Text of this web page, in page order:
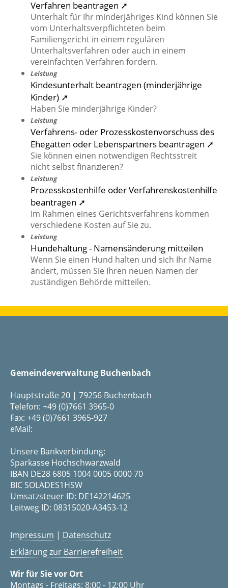
Verfahren beantragen ➚
Unterhalt für Ihr minderjähriges Kind können Sie
vom Unterhaltsverpflichteten beim
Familiengericht in einem regulären
Unterhaltsverfahren oder auch in einem
vereinfachten Verfahren fordern.
Leistung
Kindesunterhalt beantragen (minderjährige
Kinder) ➚
Haben Sie minderjährige Kinder?
Leistung
Verfahrens- oder Prozesskostenvorschuss des
Ehegatten oder Lebenspartners beantragen ➚
Sie können einen notwendigen Rechtsstreit
nicht selbst finanzieren?
Leistung
Prozesskostenhilfe oder Verfahrenskostenhilfe
beantragen ➚
Im Rahmen eines Gerichtsverfahrens kommen
verschiedene Kosten auf Sie zu.
Leistung
Hundehaltung - Namensänderung mitteilen
Wenn Sie einen Hund halten und sich Ihr Name
ändert, müssen Sie Ihren neuen Namen der
zuständigen Behörde mitteilen.
Gemeindeverwaltung Buchenbach
Hauptstraße 20 | 79256 Buchenbach
Telefon: +49 (0)7661 3965-0
Fax: +49 (0)7661 3965-927
eMail:
Unsere Bankverbindung:
Sparkasse Hochschwarzwald
IBAN DE28 6805 1004 0005 0000 70
BIC SOLADES1HSW
Umsatzsteuer ID: DE142214625
Leitweg ID: 08315020-A3453-12
Impressum | Datenschutz
Erklärung zur Barrierefreiheit
Wir für Sie vor Ort
Montags - Freitags: 8:00 - 12:00 Uhr